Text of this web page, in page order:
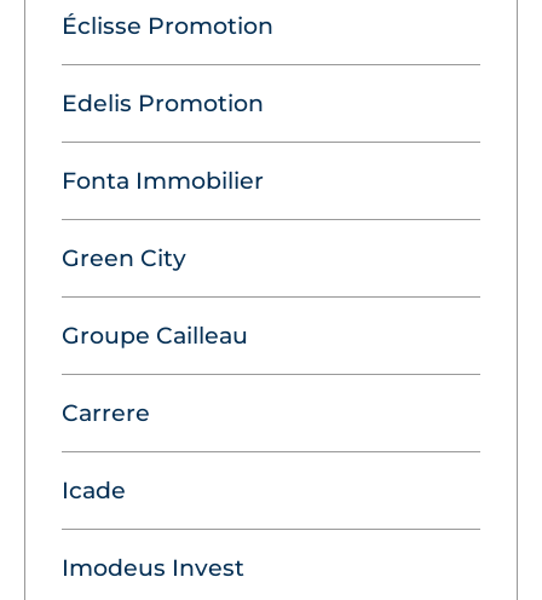
Éclisse Promotion
Edelis Promotion
Fonta Immobilier
Green City
Groupe Cailleau
Carrere
Icade
Imodeus Invest